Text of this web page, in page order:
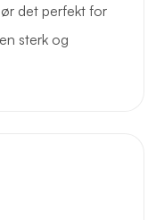
det perfekt for
sterk og